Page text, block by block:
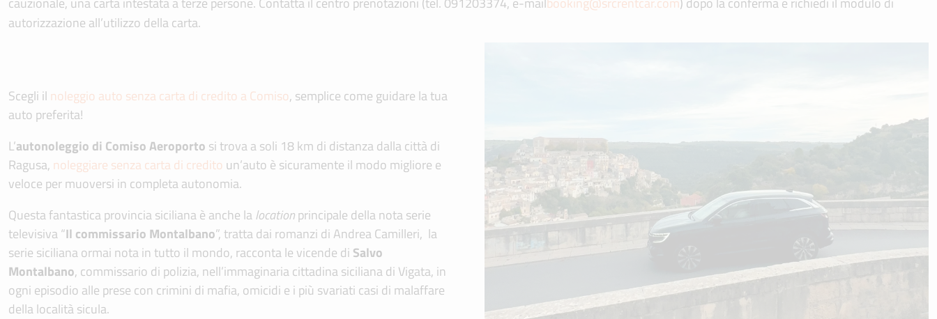
autorizzazione all’utilizzo della carta.
Scegli il noleggio auto senza carta di credito a Comiso, semplice come guidare la tua
auto preferita!
L’autonoleggio di Comiso Aeroporto si trova a soli 18 km di distanza dalla città di
Ragusa, noleggiare senza carta di credito un’auto è sicuramente il modo migliore e
veloce per muoversi in completa autonomia.
Questa fantastica provincia siciliana è anche lalocationprincipale della nota serie
televisiva “Il commissario Montalbano”, tratta dai romanzi di Andrea Camilleri, la
serie siciliana ormai nota in tutto il mondo, racconta le vicende di Salvo
Montalbano, commissario di polizia, nell’immaginaria cittadina siciliana di Vigata, in
ogni episodio alle prese con crimini di mafia, omicidi e i più svariati casi di malaffare
della località sicula.